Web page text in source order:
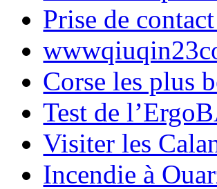
Prise de
Corse les plus
Test de
Visiter les
Incendie à